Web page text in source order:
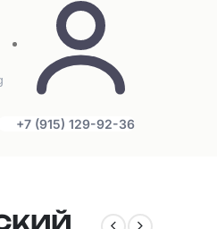
+7 (915) 129-92-36